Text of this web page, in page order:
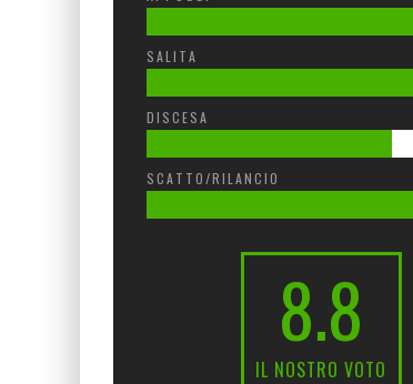
SALITA
DISCESA
SCATTO/RILANCIO
8.8
IL NOSTRO VOTO